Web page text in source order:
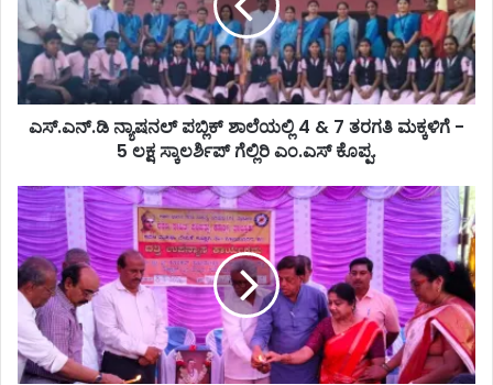
ಎಸ್.ಎನ್.ಡಿ ನ್ಯಾಷನಲ್ ಪಬ್ಲಿಕ್ ಶಾಲೆಯಲ್ಲಿ 4 & 7 ತರಗತಿ ಮಕ್ಕಳಿಗೆ -
5 ಲಕ್ಷ ಸ್ಕಾಲರ್ಶಿಪ್ ಗೆಲ್ಲಿರಿ ಎಂ.ಎಸ್ ಕೊಪ್ಪ.